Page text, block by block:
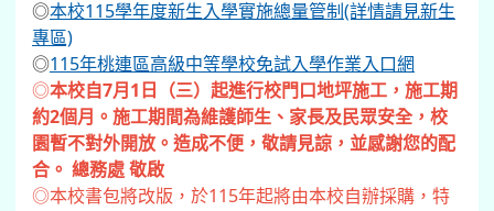
◎本校115學年度新生入學實施總量管制(詳情請見新生
專區)
◎115年桃連區高級中等學校免試入學作業入口網
◎本校自7月1日（三）起進行校門口地坪施工，施工期
約2個月。施工期間為維護師生、家長及民眾安全，校
園暫不對外開放。造成不便，敬請見諒，並感謝您的配
合。 總務處 敬啟
◎本校書包將改版，於115年起將由本校自辦採購，特